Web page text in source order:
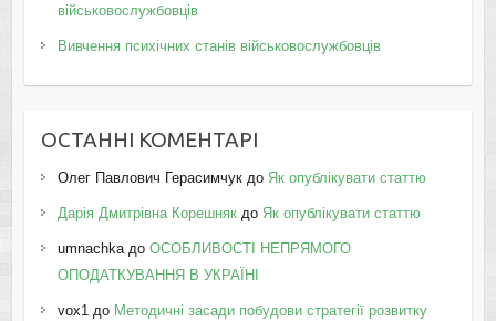
військовослужбовців
Вивчення психічних станів військовослужбовців
ОСТАННІ КОМЕНТАРІ
Олег Павлович Герасимчукдо Як опублікувати статтю
Дарія Дмитрівна Корешнякдо Як опублікувати статтю
umnachkaдо ОСОБЛИВОСТІ НЕПРЯМОГО
ОПОДАТКУВАННЯ В УКРАЇНІ
vox1до Методичні засади побудови стратегії розвитку